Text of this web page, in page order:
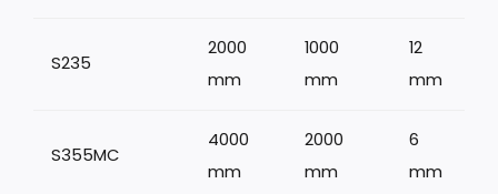
S235
2000
mm
1000
mm
12
mm
S355MC
4000
mm
2000
mm
6
mm